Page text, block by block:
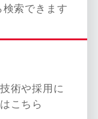
索できます
術や採用に
こちら